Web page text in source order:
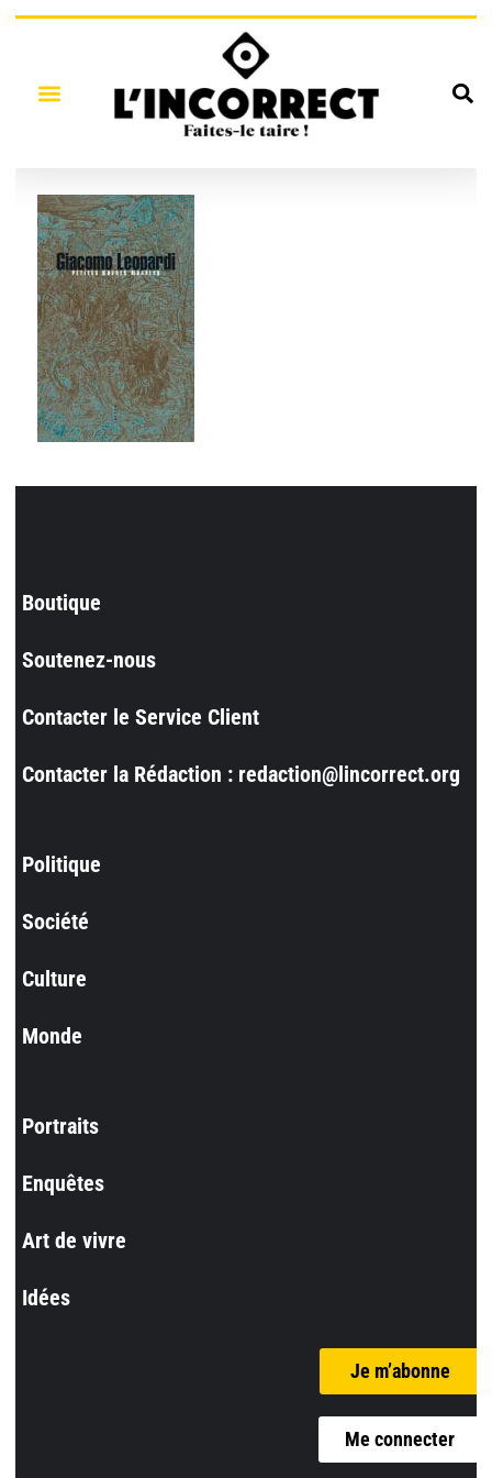
Boutique
Soutenez-nous
Contacter le Service Client
Contacter la Rédaction : redaction@lincorrect.org
Politique
Société
Culture
Monde
Portraits
Enquêtes
Art de vivre
Idées
Je m’abonne
Me connecter